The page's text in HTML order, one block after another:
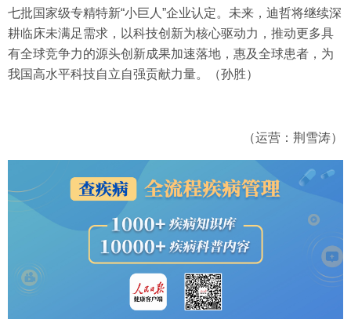
七批国家级专精特新“小巨人”企业认定。未来，迪哲将继续深
耕临床未满足需求，以科技创新为核心驱动力，推动更多具
有全球竞争力的源头创新成果加速落地，惠及全球患者，为
我国高水平科技自立自强贡献力量。（孙胜）
（运营：荆雪涛）